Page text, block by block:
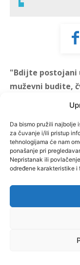
Da bismo pružili najbolje
za čuvanje i/ili pristup
tehnologijama će nam
ponašanje pri
Nepristanak ili
određene karakteristike i
"Bdijte postojani
muževni budite,
"Muževni budite"
hrvatski portal za
muškarce koji
reafirmirati u
vrijeme itekako
biblijski koncept
koji pokušavamo
više aspekata,
rubrika i poticajnih